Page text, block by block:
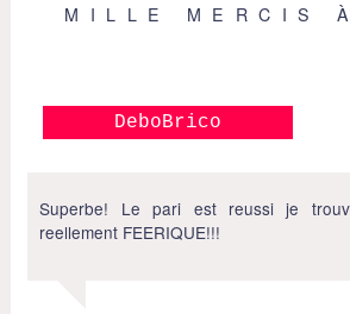
MILLE MERCIS
DeboBrico
Superbe! Le pari est reussi je
reellement FEERIQUE!!!